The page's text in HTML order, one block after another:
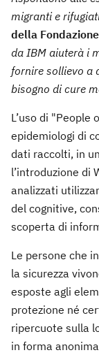
migranti e
della
da IBM aiuterà i
fornire sollievo a
bisogno di cure
L’uso di "People
epidemiologi di
dati raccolti, in
l’introduzione di
analizzati
del cognitive,
scoperta di
Le persone che
la sicurezza
esposte agli
protezione né
ripercuote sulla
in forma